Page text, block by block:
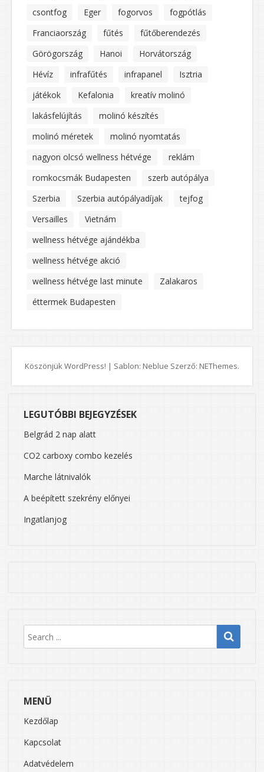
csontfog
Eger fogorvos
fogpótlás
Franciaország
fűtés
fűtőberendezés
Görögország
Hanoi
Horvátország
Hévíz
infrafűtés infrapanel
Isztria
játékok
Kefalonia
kreatív molinó
lakásfelújítás
molinó készítés
molinó méretek
molinó nyomtatás
nagyon olcsó wellness hétvége
reklám
romkocsmák Budapesten
szerb autópálya
Szerbia
Szerbia autópályadíjak
tejfog
Versailles
Vietnám
wellness hétvége ajándékba
wellness hétvége akció
wellness hétvége last minute
Zalakaros
éttermek Budapesten
Köszönjük WordPress! | Sablon: Neblue Szerző: NEThemes.
LEGUTÓBBI BEJEGYZÉSEK
Belgrád 2 nap alatt
CO2 carboxy combo kezelés
Marche látnivalók
A beépített szekrény előnyei
Ingatlanjog
MENÜ
Kezdőlap
Kapcsolat
Adatvédelem